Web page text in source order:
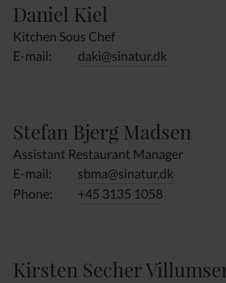
Daniel Kiel
Kitchen Sous Chef
E-mail:
daki@sinatur.dk
Stefan Bjerg Madsen
Assistant Restaurant Manager
E-mail:
sbma@sinatur.dk
Phone:
+45 3135 1058
Kirsten Secher